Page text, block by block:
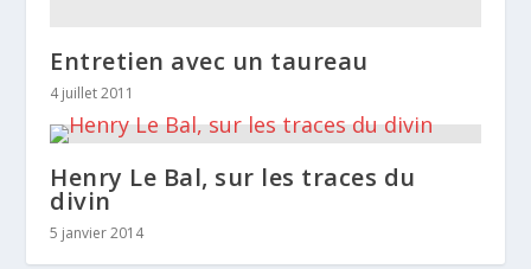
Entretien avec un taureau
4 juillet 2011
Henry Le Bal, sur les traces du
divin
5 janvier 2014